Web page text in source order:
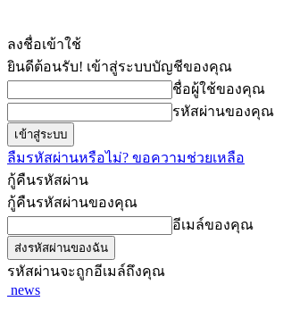
ลงชื่อเข้าใช้
ยินดีต้อนรับ! เข้าสู่ระบบบัญชีของคุณ
ชื่อผู้ใช้ของคุณ
รหัสผ่านของคุณ
ลืมรหัสผ่านหรือไม่? ขอความช่วยเหลือ
กู้คืนรหัสผ่าน
กู้คืนรหัสผ่านของคุณ
อีเมล์ของคุณ
รหัสผ่านจะถูกอีเมล์ถึงคุณ
news